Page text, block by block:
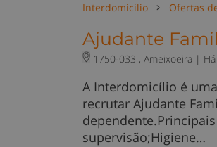
Interdomicilio Ofertas
Ajudante
1750-033 , Ameixoeira |
A Interdomicílio é
recrutar Ajudante
supervisão;Higiene…